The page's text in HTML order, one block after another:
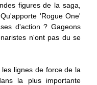
figures de la saga,
Qu'apporte 'Rogue One'
d'action ? Gageons
n'ont pas du se
lignes de force de la
la plus importante